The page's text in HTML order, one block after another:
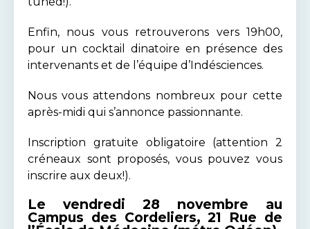
Enfin, nous vous retrouverons vers 19h00,
pour un cocktail dinatoire en présence des
intervenants et de l’équipe d’Indésciences.
Nous vous attendons nombreux pour cette
après-midi qui s’annonce passionnante.
Inscription gratuite obligatoire (attention 2
créneaux sont proposés, vous pouvez vous
inscrire aux deux!).
Le vendredi 28 novembre au
Campus des Cordeliers, 21 Rue de